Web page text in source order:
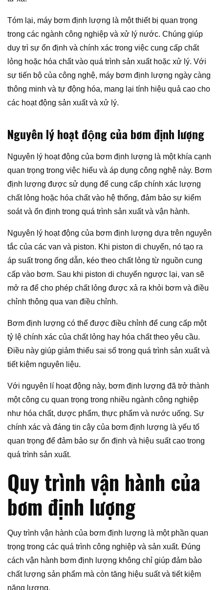
Tóm lại, máy bơm định lượng là một thiết bị quan trọng
trong các ngành công nghiệp và xử lý nước. Chúng giúp
duy trì sự ổn định và chính xác trong việc cung cấp chất
lỏng hoặc hóa chất vào quá trình sản xuất hoặc xử lý. Với
sự tiến bộ của công nghệ, máy bơm định lượng ngày càng
thông minh và tự động hóa, mang lại tính hiệu quả cao cho
các hoạt động sản xuất và xử lý.
Nguyên lý hoạt động của bơm định lượng
Nguyên lý hoạt động của bơm định lượng là một khía cạnh
quan trọng trong việc hiểu và áp dụng công nghệ này. Bơm
định lượng được sử dụng để cung cấp chính xác lượng
chất lỏng hoặc hóa chất vào hệ thống, đảm bảo sự kiểm
soát và ổn định trong quá trình sản xuất và vận hành.
Nguyên lý hoạt động của bơm định lượng dựa trên nguyên
tắc của các van và piston. Khi piston di chuyển, nó tạo ra
áp suất trong ống dẫn, kéo theo chất lỏng từ nguồn cung
cấp vào bơm. Sau khi piston di chuyển ngược lại, van sẽ
mở ra để cho phép chất lỏng được xả ra khỏi bơm và điều
chỉnh thông qua van điều chỉnh.
Bơm định lượng có thể được điều chỉnh để cung cấp một
tỷ lệ chính xác của chất lỏng hay hóa chất theo yêu cầu.
Điều này giúp giảm thiểu sai số trong quá trình sản xuất và
tiết kiệm nguyên liệu.
Với nguyên lí hoạt động này, bơm định lượng đã trở thành
một công cụ quan trọng trong nhiều ngành công nghiệp
như hóa chất, dược phẩm, thực phẩm và nước uống. Sự
chính xác và đáng tin cậy của bơm định lượng là yếu tố
quan trọng để đảm bảo sự ổn định và hiệu suất cao trong
quá trình sản xuất.
Quy trình vận hành của
bơm định lượng
Quy trình vận hành của bơm định lượng là một phần quan
trọng trong các quá trình công nghiệp và sản xuất. Đúng
cách vận hành bơm định lượng không chỉ giúp đảm bảo
chất lượng sản phẩm mà còn tăng hiệu suất và tiết kiệm
năng lượng.